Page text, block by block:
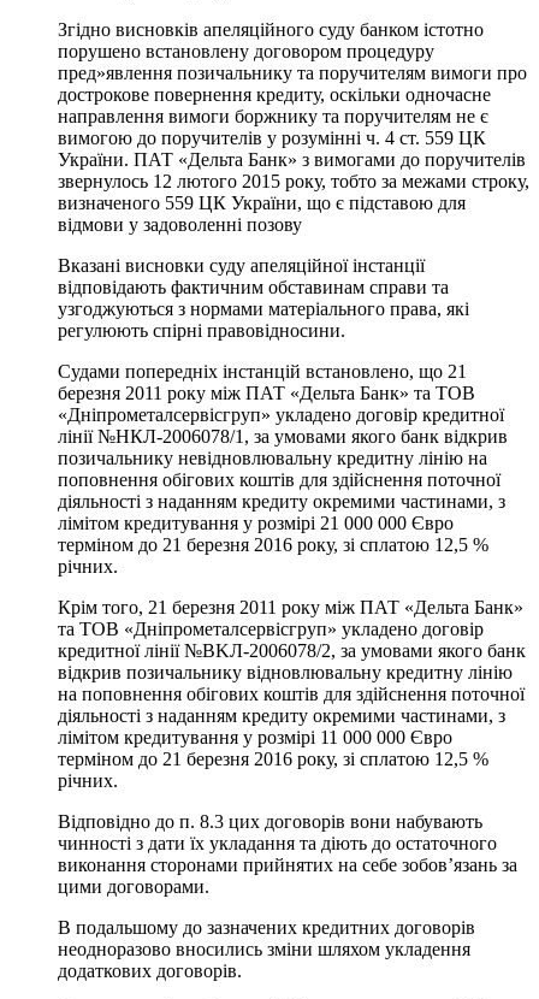
Згідно висновків апеляційного суду банком істотно
порушено встановлену договором процедуру
пред»явлення позичальнику та поручителям вимоги про
дострокове повернення кредиту, оскільки одночасне
направлення вимоги боржнику та поручителям не є
вимогою до поручителів у розумінні ч. 4 ст. 559 ЦК
України. ПАТ «Дельта Банк» з вимогами до поручителів
звернулось 12 лютого 2015 року, тобто за межами строку,
визначеного 559 ЦК України, що є підставою для
відмови у задоволенні позову
Вказані висновки суду апеляційної інстанції
відповідають фактичним обставинам справи та
узгоджуються з нормами матеріального права, які
регулюють спірні правовідносини.
Судами попередніх інстанцій встановлено, що 21
березня 2011 року між ПАТ «Дельта Банк» та ТОВ
«Дніпрометалсервісгруп» укладено договір кредитної
лінії №НКЛ-2006078/1, за умовами якого банк відкрив
позичальнику невідновлювальну кредитну лінію на
поповнення обігових коштів для здійснення поточної
діяльності з наданням кредиту окремими частинами, з
лімітом кредитування у розмірі 21 000 000 Євро
терміном до 21 березня 2016 року, зі сплатою 12,5 %
річних.
Крім того, 21 березня 2011 року між ПАТ «Дельта Банк»
та ТОВ «Дніпрометалсервісгруп» укладено договір
кредитної лінії №BKЛ-2006078/2, за умовами якого банк
відкрив позичальнику відновлювальну кредитну лінію
на поповнення обігових коштів для здійснення поточної
діяльності з наданням кредиту окремими частинами, з
лімітом кредитування у розмірі 11 000 000 Євро
терміном до 21 березня 2016 року, зі сплатою 12,5 %
річних.
Відповідно до п. 8.3 цих договорів вони набувають
чинності з дати їх укладання та діють до остаточного
виконання сторонами прийнятих на себе зобов’язань за
цими договорами.
В подальшому до зазначених кредитних договорів
неодноразово вносились зміни шляхом укладення
додаткових договорів.